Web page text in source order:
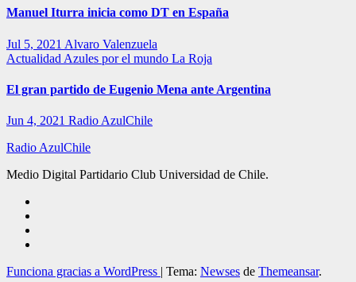
Manuel Iturra inicia como DT en España
Jul 5, 2021 Alvaro Valenzuela
Actualidad Azules por el mundo La Roja
El gran partido de Eugenio Mena ante Argentina
Jun 4, 2021 Radio AzulChile
Radio AzulChile
Medio Digital Partidario Club Universidad de Chile.
Funciona gracias a WordPress | Tema: Newses de Themeansar.